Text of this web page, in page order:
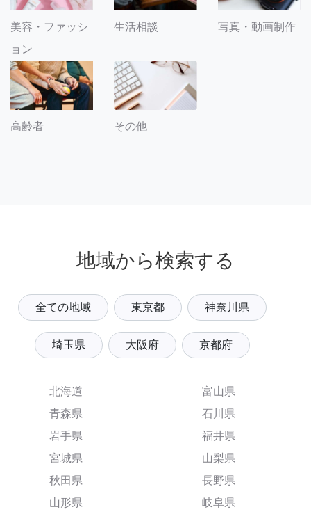
美容・ファッシ
ョン
生活相談 写真・動画制作
高齢者 その他
地域から検索する
全ての地域 東京都 神奈川県
埼玉県 大阪府 京都府
北海道
青森県
岩手県
宮城県
秋田県
山形県
富山県
石川県
福井県
山梨県
長野県
岐阜県